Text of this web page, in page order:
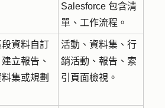
Salesforce 包含清
單、工作流程。
資料自訂
立報告、
集或規劃
活動、資料集、行
銷活動、報告、索
引頁面檢視。